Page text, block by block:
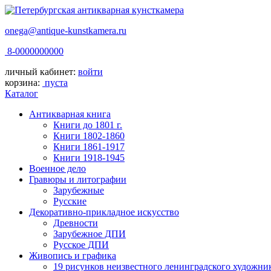
onega@antique-kunstkamera.ru
8-0000000000
личный кабинет: войти
корзина: пуста
Каталог
Антикварная книга
Книги до 1801 г.
Книги 1802-1860
Книги 1861-1917
Книги 1918-1945
Военное дело
Гравюры и литографии
Зарубежные
Русские
Декоративно-прикладное искусство
Древности
Зарубежное ДПИ
Русское ДПИ
Живопись и графика
19 рисунков неизвестного ленинградского